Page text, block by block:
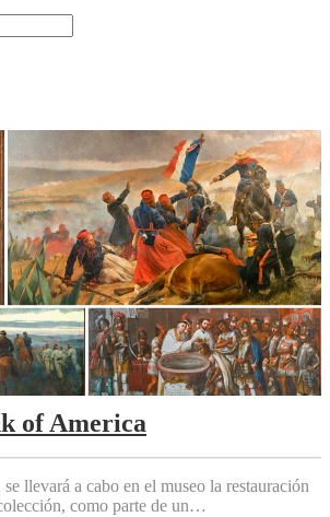
of America
llevará a cabo en el museo la restauración
como parte de un…